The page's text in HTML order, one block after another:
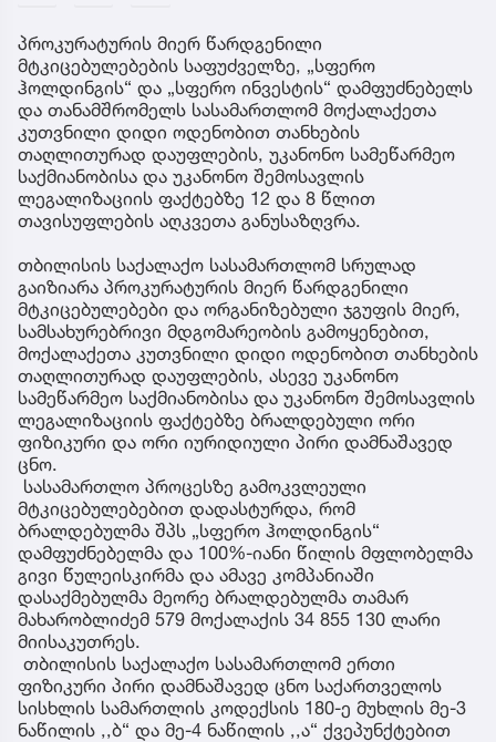
პროკურატურის მიერ წარდგენილი
მტკიცებულებების საფუძველზე, „სფერო
ჰოლდინგის“ და „სფერო ინვესტის“ დამფუძნებელს
და თანამშრომელს სასამართლომ მოქალაქეთა
კუთვნილი დიდი ოდენობით თანხების
თაღლითურად დაუფლების, უკანონო სამეწარმეო
საქმიანობისა და უკანონო შემოსავლის
ლეგალიზაციის ფაქტებზე 12 და 8 წლით
თავისუფლების აღკვეთა განუსაზღვრა.
თბილისის საქალაქო სასამართლომ სრულად
გაიზიარა პროკურატურის მიერ წარდგენილი
მტკიცებულებები და ორგანიზებული ჯგუფის მიერ,
სამსახურებრივი მდგომარეობის გამოყენებით,
მოქალაქეთა კუთვნილი დიდი ოდენობით თანხების
თაღლითურად დაუფლების, ასევე უკანონო
სამეწარმეო საქმიანობისა და უკანონო შემოსავლის
ლეგალიზაციის ფაქტებზე ბრალდებული ორი
ფიზიკური და ორი იურიდიული პირი დამნაშავედ
ცნო.
სასამართლო პროცესზე გამოკვლეული
მტკიცებულებებით დადასტურდა, რომ
ბრალდებულმა შპს „სფერო ჰოლდინგის“
დამფუძნებელმა და 100%-იანი წილის მფლობელმა
გივი წულეისკირმა და ამავე კომპანიაში
დასაქმებულმა მეორე ბრალდებულმა თამარ
მახარობლიძემ 579 მოქალაქის 34 855 130 ლარი
მიისაკუთრეს.
თბილისის საქალაქო სასამართლომ ერთი
ფიზიკური პირი დამნაშავედ ცნო საქართველოს
სისხლის სამართლის კოდექსის 180-ე მუხლის მე-3
ნაწილის ,,ბ“ და მე-4 ნაწილის ,,ა“ ქვეპუნქტებით